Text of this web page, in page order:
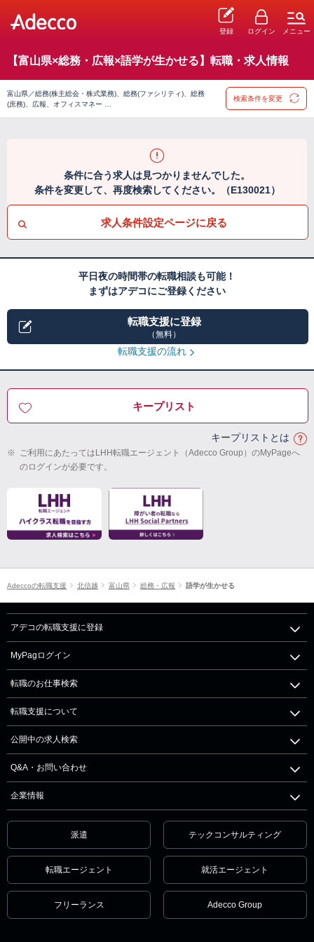
登録 ログイン メニュー
【富山県×総務・広報×語学が生かせる】転職・求人情報
富山県／総務(株主総会・株式業務)、総務(ファシリティ)、総務
(庶務)、広報、オフィスマネー …
検索条件を変更
条件に合う求人は見つかりませんでした。
条件を変更して、再度検索してください。（E130021）
求人条件設定ページに戻る
平日夜の時間帯の転職相談も可能！
まずはアデコにご登録ください
転職支援に登録
（無料）
転職支援の流れ
キープリスト
キープリストとは
※ ご利用にあたってはLHH転職エージェント（Adecco Group）のMyPageへ
のログインが必要です。
Adeccoの転職支援 北信越 富山県 総務・広報 語学が生かせる
アデコの転職支援に登録
MyPagログイン
転職のお仕事検索
転職支援について
公開中の求人検索
Q&A・お問い合わせ
企業情報
派遣 テックコンサルティング
転職エージェント 就活エージェント
フリーランス Adecco Group